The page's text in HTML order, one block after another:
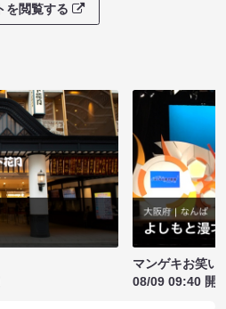
を閲覧する
マンゲキお笑い
08/09 09:40 開